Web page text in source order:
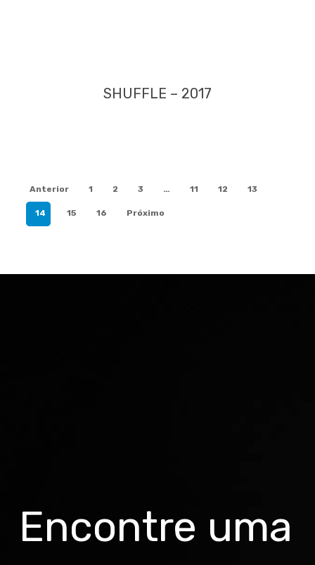
SHUFFLE – 2017
Anterior 1 2 3 … 11 12 13
14 15 16 Próximo
Encontre uma